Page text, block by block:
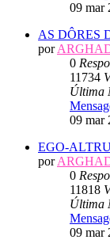
09 mar
AS DÔRES
por
0
11734
Última
09 mar
EGO-
por
0
11818
Última
09 mar